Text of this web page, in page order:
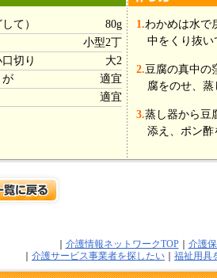
て）
80g
小型2丁
切り
大2
が
適宜
適宜
1.わかめは水で
中をくり抜い
2.豆腐の真中の
腐をのせ、
3.蒸し器から豆
添え、ポン酢
介護情報ネットワークTOP｜ 介護
介護サービス事業者を探したい 福祉用具